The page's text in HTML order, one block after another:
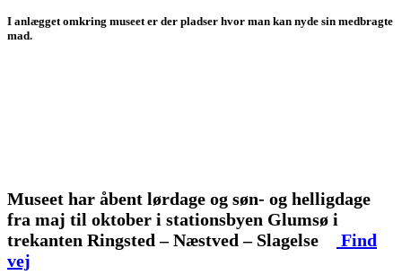
I anlægget omkring museet er der pladser hvor man kan nyde sin medbragte
mad.
Museet har åbent lørdage og søn- og helligdage
fra maj til oktober i stationsbyen Glumsø i
trekanten Ringsted – Næstved – Slagelse
Find
vej